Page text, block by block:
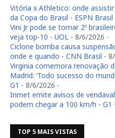
Vitória x Athletico: onde
da Copa do Brasil - ESPN Brasil
Vini Jr pode se tornar 2º
veja top-10 - UOL - 8/6/2026 -
Ciclone bomba causa
onde e quando - CNN Brasil -
Virginia comemora renovação
Madrid: ‘Todo sucesso do
G1 - 8/6/2026 -
Inmet emite avisos de
podem chegar a 100 km/h - G1
TOP 5 MAIS VISTAS